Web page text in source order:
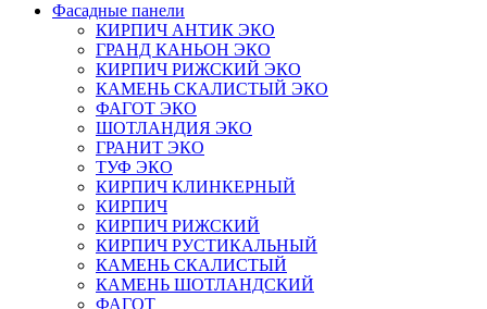
Фасадные панели
КИРПИЧ АНТИК ЭКО
ГРАНД КАНЬОН ЭКО
КИРПИЧ РИЖСКИЙ ЭКО
КАМЕНЬ СКАЛИСТЫЙ ЭКО
ФАГОТ ЭКО
ШОТЛАНДИЯ ЭКО
ГРАНИТ ЭКО
ТУФ ЭКО
КИРПИЧ КЛИНКЕРНЫЙ
КИРПИЧ
КИРПИЧ РИЖСКИЙ
КИРПИЧ РУСТИКАЛЬНЫЙ
КАМЕНЬ СКАЛИСТЫЙ
КАМЕНЬ ШОТЛАНДСКИЙ
ФАГОТ